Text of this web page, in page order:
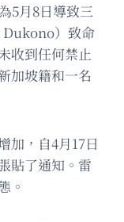
5月8日導致三
Dukono）致命
收到任何禁止
加坡籍和一名
加，自4月17日
貼了通知。雷
。